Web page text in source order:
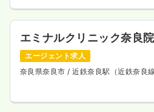
エミナルクリニック奈良院
エージェント求人
奈良県奈良市/ 近鉄奈良駅（近鉄奈良